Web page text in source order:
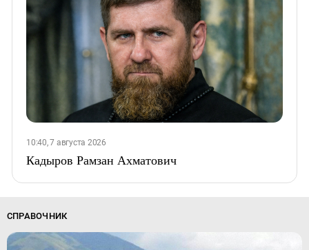
10:40, 7 августа 2026
Кадыров Рамзан Ахматович
СПРАВОЧНИК